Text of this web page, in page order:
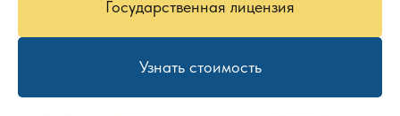
Государственная лицензия
Узнать стоимость